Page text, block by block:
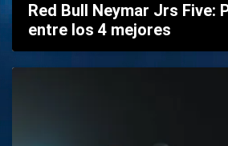
Red Bull Neymar Jrs Five:
entre los 4 mejores